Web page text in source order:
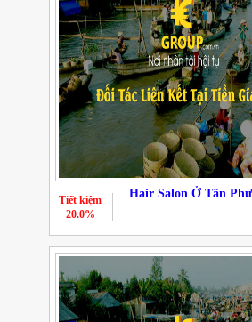
Hair Salon Ở Tân
Tiết kiệm
20.0%